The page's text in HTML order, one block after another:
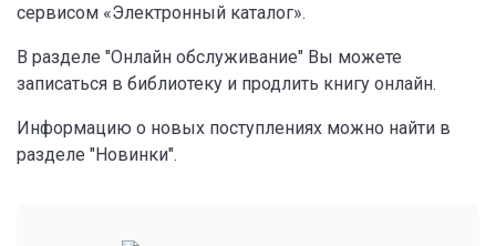
сервисом «Электронный каталог».
В разделе "Онлайн обслуживание" Вы можете
записаться в библиотеку и продлить книгу онлайн.
Информацию о новых поступлениях можно найти в
разделе "Новинки".